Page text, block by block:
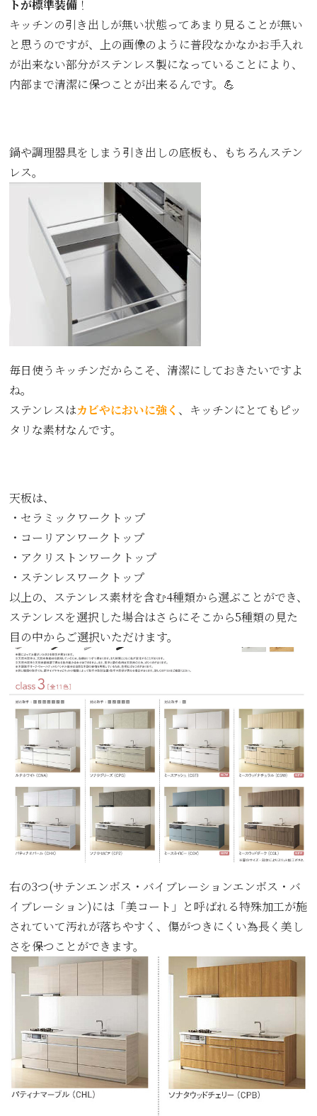
トが標準装備！
キッチンの引き出しが無い状態ってあまり見ることが無い
と思うのですが、上の画像のように普段なかなかお手入れ
が出来ない部分がステンレス製になっていることにより、
内部まで清潔に保つことが出来るんです。💪
鍋や調理器具をしまう引き出しの底板も、もちろんステン
レス。
毎日使うキッチンだからこそ、清潔にしておきたいですよ
ね。
ステンレスはカビやにおいに強く 、キッチンにとてもピッ
タリな素材なんです。
天板は、
・セラミックワークトップ
・コーリアンワークトップ
・アクリストンワークトップ
・ステンレスワークトップ
以上の、ステンレス素材を含む4種類から選ぶことができ、
ステンレスを選択した場合はさらにそこから5種類の見た
目の中からご選択いただけます。
右の3つ(サテンエンボス・バイブレーションエンボス・バ
イブレーション)には「美コート」と呼ばれる特殊加工が施
されていて汚れが落ちやすく、傷がつきにくい為長く美し
さを保つことができます。